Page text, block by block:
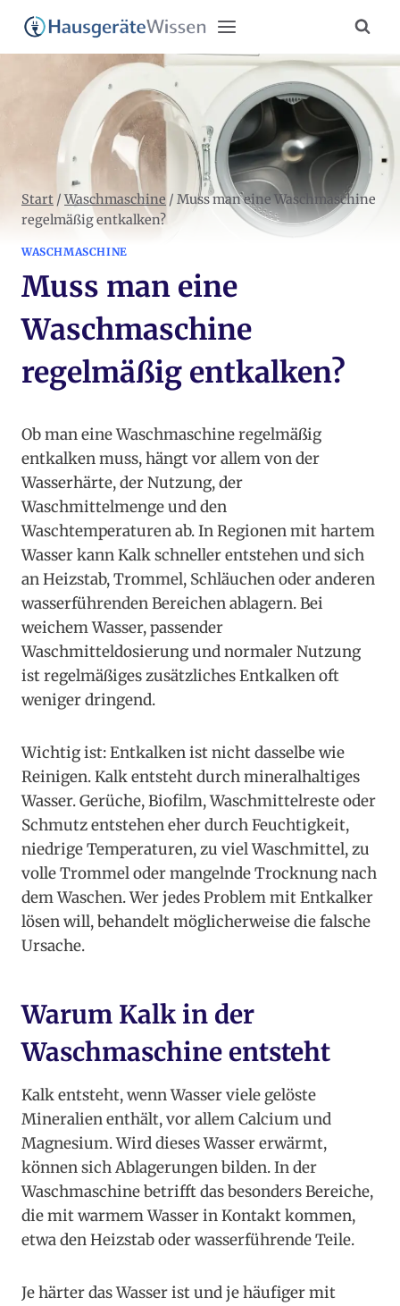
Zum
Inhalt
springen
Start / Waschmaschine / Muss man eine Waschmaschine
regelmäßig entkalken?
WASCHMASCHINE
Muss man eine
Waschmaschine
regelmäßig entkalken?
Ob man eine Waschmaschine regelmäßig
entkalken muss, hängt vor allem von der
Wasserhärte, der Nutzung, der
Waschmittelmenge und den
Waschtemperaturen ab. In Regionen mit hartem
Wasser kann Kalk schneller entstehen und sich
an Heizstab, Trommel, Schläuchen oder anderen
wasserführenden Bereichen ablagern. Bei
weichem Wasser, passender
Waschmitteldosierung und normaler Nutzung
ist regelmäßiges zusätzliches Entkalken oft
weniger dringend.
Wichtig ist: Entkalken ist nicht dasselbe wie
Reinigen. Kalk entsteht durch mineralhaltiges
Wasser. Gerüche, Biofilm, Waschmittelreste oder
Schmutz entstehen eher durch Feuchtigkeit,
niedrige Temperaturen, zu viel Waschmittel, zu
volle Trommel oder mangelnde Trocknung nach
dem Waschen. Wer jedes Problem mit Entkalker
lösen will, behandelt möglicherweise die falsche
Ursache.
Warum Kalk in der
Waschmaschine entsteht
Kalk entsteht, wenn Wasser viele gelöste
Mineralien enthält, vor allem Calcium und
Magnesium. Wird dieses Wasser erwärmt,
können sich Ablagerungen bilden. In der
Waschmaschine betrifft das besonders Bereiche,
die mit warmem Wasser in Kontakt kommen,
etwa den Heizstab oder wasserführende Teile.
Je härter das Wasser ist und je häufiger mit